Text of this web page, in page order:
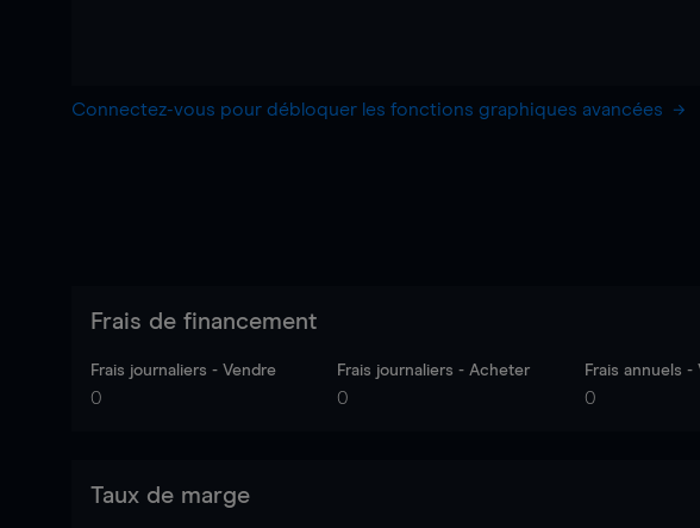
Connectez-vous pour débloquer les fonctions graphiques avancées
Frais de financement
Frais journaliers - Vendre
0
Frais journaliers - Acheter
0
Frais annuels -
0
Taux de marge